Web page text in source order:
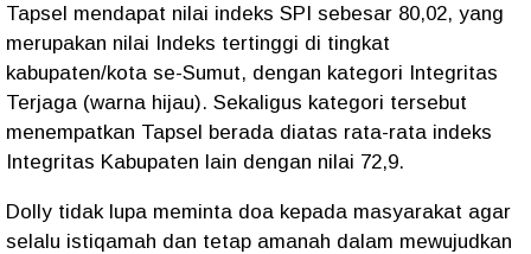
Tapsel mendapat nilai indeks SPI sebesar 80,02, yang
merupakan nilai Indeks tertinggi di tingkat
kabupaten/kota se-Sumut, dengan kategori Integritas
Terjaga (warna hijau). Sekaligus kategori tersebut
menempatkan Tapsel berada diatas rata-rata indeks
Integritas Kabupaten lain dengan nilai 72,9.
Dolly tidak lupa meminta doa kepada masyarakat agar
selalu istiqamah dan tetap amanah dalam mewujudkan